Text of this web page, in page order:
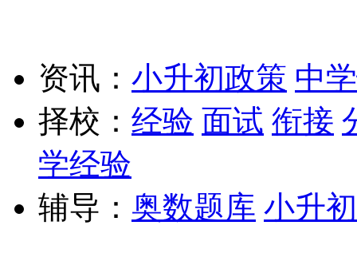
资讯： 小升初政策 中
择校： 经验 面试 衔接
学经验
辅导： 奥数题库 小升